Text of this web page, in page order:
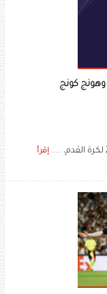
كونج
إقرأ